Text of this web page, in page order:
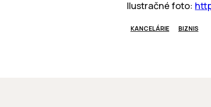
Ilustračné foto:
KANCELÁRIE BIZNIS